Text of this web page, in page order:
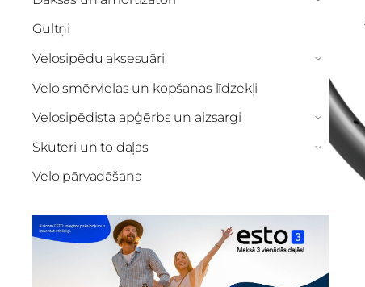
Gultņi
Velosipēdu aksesuāri
›
Velo smērvielas un kopšanas līdzekļi
Velosipēdista apģērbs un aizsargi
›
Skūteri un to daļas ›
Velo pārvadāšana